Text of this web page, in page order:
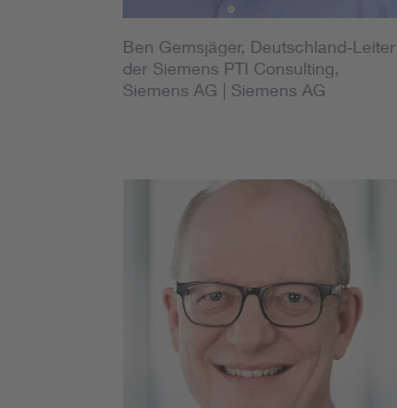
Ben Gemsjäger, Deutschland-Leiter
der Siemens PTI Consulting,
Siemens AG | Siemens AG